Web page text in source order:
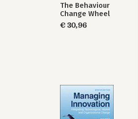
The Behaviour
Change Wheel
€ 30,96